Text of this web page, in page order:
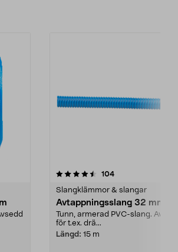
104recensioner
Slangklämmor & slangar
Avtappningsslang 32 mm
Tunn, armerad PVC-slang. Avsedd
för t.ex. drä...
Längd: 15 m
4.5av 5 stjärnor